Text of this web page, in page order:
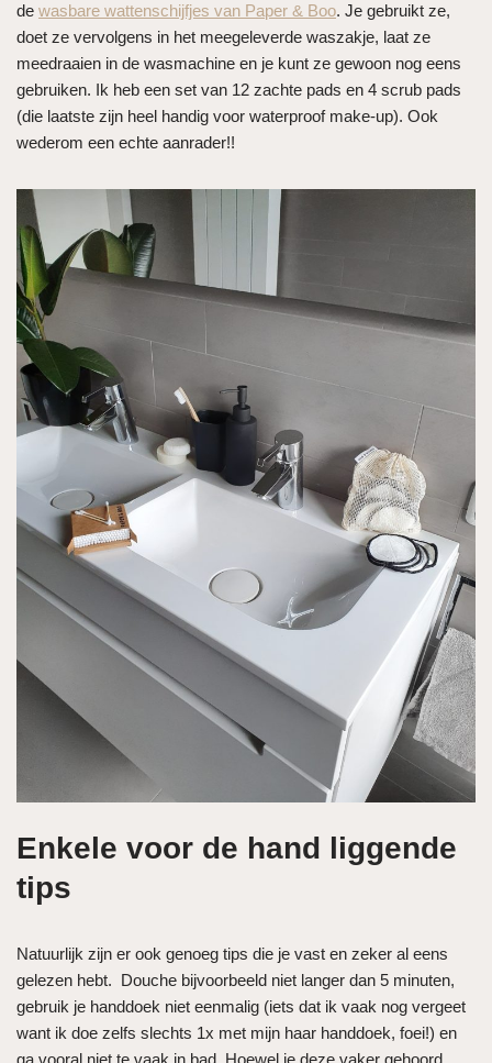
de wasbare wattenschijfjes van Paper & Boo. Je gebruikt ze,
doet ze vervolgens in het meegeleverde waszakje, laat ze
meedraaien in de wasmachine en je kunt ze gewoon nog eens
gebruiken. Ik heb een set van 12 zachte pads en 4 scrub pads
(die laatste zijn heel handig voor waterproof make-up). Ook
wederom een echte aanrader!!
Enkele voor de hand liggende
tips
Natuurlijk zijn er ook genoeg tips die je vast en zeker al eens
gelezen hebt. Douche bijvoorbeeld niet langer dan 5 minuten,
gebruik je handdoek niet eenmalig (iets dat ik vaak nog vergeet
want ik doe zelfs slechts 1x met mijn haar handdoek, foei!) en
ga vooral niet te vaak in bad. Hoewel je deze vaker gehoord